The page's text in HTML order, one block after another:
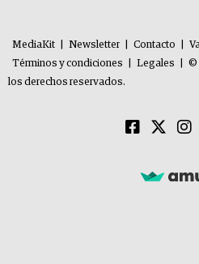
MediaKit Newsletter Contacto
Términos y condiciones
Legales
©
los derechos reservados.